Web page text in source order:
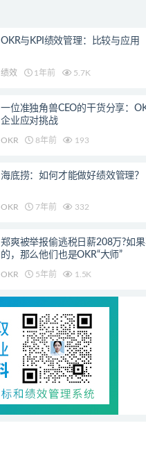
OKR与KPI绩效管理：比较与应用
绩效 1年前 5.7K
一位准独角兽CEO的干货分享：
企业应对挑战
OKR 8年前 193
海底捞：如何才能做好绩效管理？
OKR 7年前 332
郑爽被举报偷逃税日薪208万?如
的，那么他们也是OKR“大师”
OKR 5年前 1.5K